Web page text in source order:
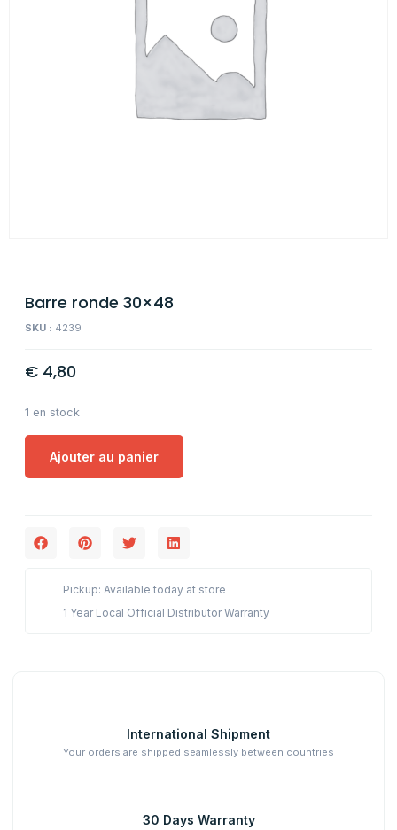
Barre ronde 30×48
SKU : 4239
€ 4,80
1 en stock
Ajouter au panier
Pickup: Available today at store
1 Year Local Official Distributor Warranty
International Shipment
Your orders are shipped seamlessly between countries
30 Days Warranty